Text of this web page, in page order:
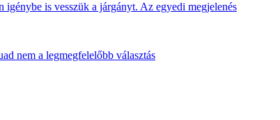
is vesszük a járgányt. Az egyedi megjelenés
nem a legmegfelelőbb választás